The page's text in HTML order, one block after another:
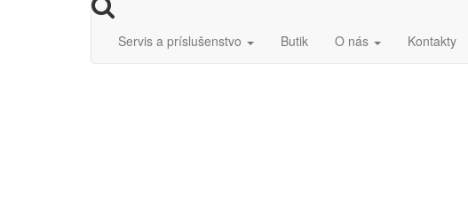
Servis a príslušenstvo Butik O nás Kontakty